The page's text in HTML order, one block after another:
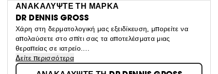
ΑΝΑΚΑΛΥΨΤΕ ΤΗ ΜΑΡΚΑ
DR DENNIS GROSS
Χάρη στη δερματολογική μας εξειδίκευση, μπορείτε να
απολαύσετε στο σπίτι σας τα αποτελέσματα μιας
θεραπείας σε ιατρείο.
Ο Δρ. Dennis Gross, ως δερματολόγος και ερευνητής
κατά του καρκίνου του δέρματος, έχει αναπτύξει
Δείτε περισσότερα